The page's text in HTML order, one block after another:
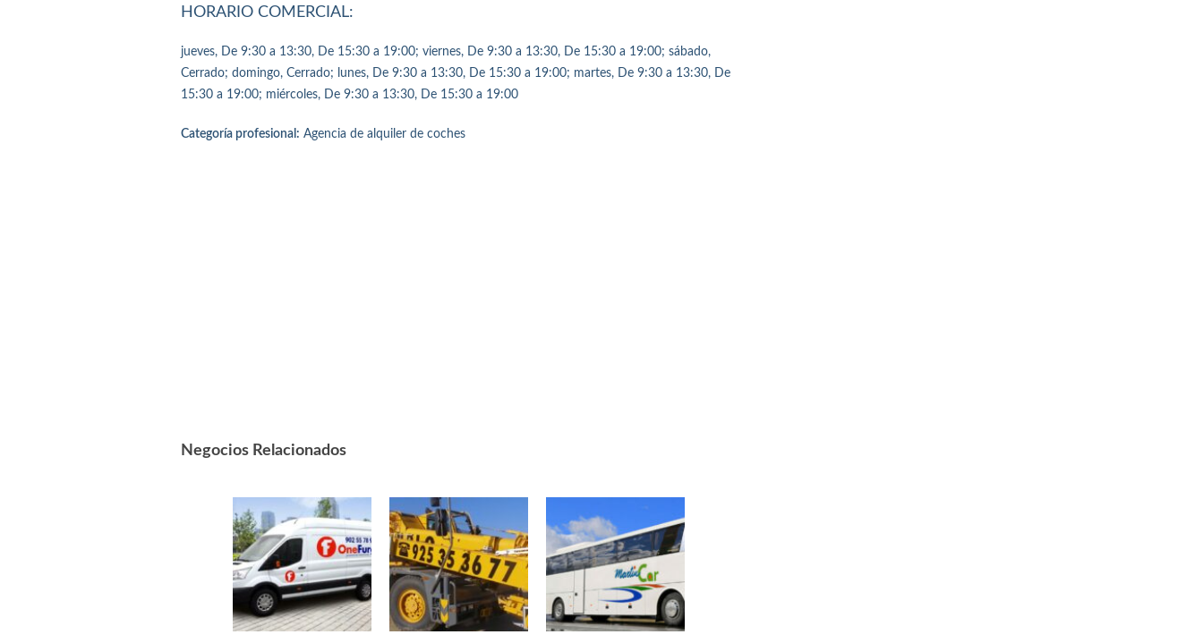
HORARIO COMERCIAL:
jueves, De 9:30 a 13:30, De 15:30 a 19:00; viernes, De 9:30 a 13:30, De 15:30 a 19:00; sábado,
Cerrado; domingo, Cerrado; lunes, De 9:30 a 13:30, De 15:30 a 19:00; martes, De 9:30 a 13:30, De
15:30 a 19:00; miércoles, De 9:30 a 13:30, De 15:30 a 19:00
Categoría profesional: Agencia de alquiler de coches
Negocios Relacionados